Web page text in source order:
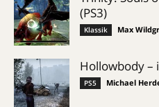
(PS3)
Klassik Max
Hollowbody –
PS5 Michael